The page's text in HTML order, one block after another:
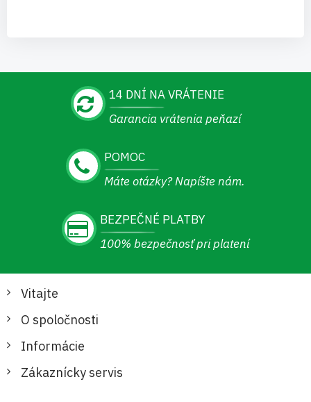
14 DNÍ NA VRÁTENIE
Garancia vrátenia peňazí
POMOC
Máte otázky? Napíšte nám.
BEZPEČNÉ PLATBY
100% bezpečnosť pri platení
Vitajte
O spoločnosti
Informácie
Zákaznícky servis